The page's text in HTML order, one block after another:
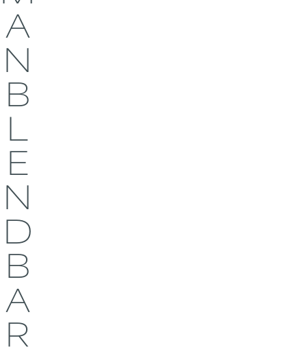
A
N
B
L
E
N
D
B
A
R